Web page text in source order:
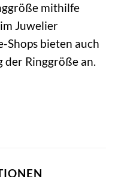
mithilfe
Juwelier
Shops bieten auch
Ringgröße an.